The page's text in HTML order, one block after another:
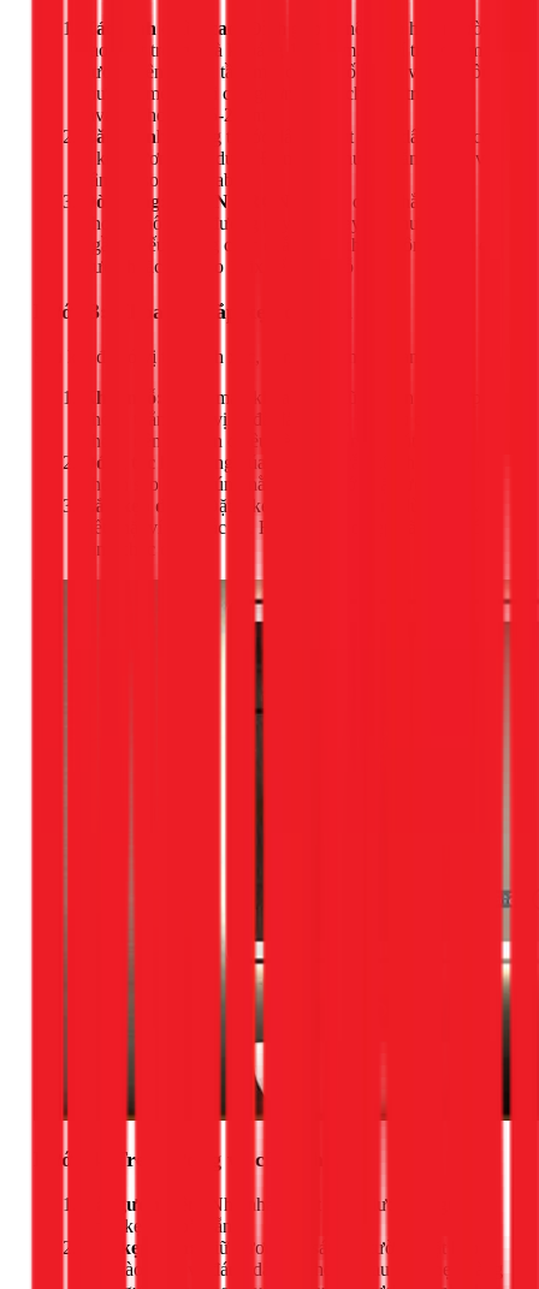
Xác định chiều cao:
Đỉnh gương nên cao hơn người
cao nhất trong nhà khoảng 10-20cm. Vị trí trung tâm
gương nên ngang tầm mắt của đa số thành viên. Thông
thường, mép dưới của gương sẽ cách mép trên của
lavabo khoảng 15-25cm.
Căn chỉnh:
Dùng thước dây và bút đánh dấu vị trí của
2 kẹp gương bên dưới. Đảm bảo chúng thẳng hàng và
cân đối so với lavabo.
Dò tường:
QUAN TRỌNG!
Hãy chắc chắn vị trí
khoan không có đường dây điện hay ống nước đi
ngầm. Nếu không chắc chắn, hãy khoan nông thăm dò
trước hoặc gọi cho 1Fix để được hỗ trợ.
Bước 3: Khoan và lắp kẹp cố định
Sau khi đã có vị trí chính xác, bạn tiến hành khoan.
Khoan lỗ:
Dùng máy khoan với mũi khoan phù hợp,
khoan thẳng vào vị trí đã đánh dấu. Độ sâu của lỗ
khoan nên dài hơn chiều dài tắc kê một chút.
Đóng tắc kê:
Dùng búa đóng nhẹ tắc kê nhựa vào lỗ
khoan sao cho chúng nằm phẳng với mặt tường.
Lắp kẹp dưới:
Đặt 2 kẹp dưới vào vị trí, dùng tua vít
siết chặt vít vào tắc kê. Hãy đảm bảo kẹp đã được cố
định chắc chắn.
Bước 4: Treo gương và cố định
Đặt gương lên:
Nhẹ nhàng đặt cạnh dưới của gương
lên 2 kẹp đã bắt sẵn.
Lắp kẹp trên:
Giữ gương áp sát vào tường, đặt kẹp
trên vào vị trí và đánh dấu lỗ khoan. Sau đó, nhẹ nhàng